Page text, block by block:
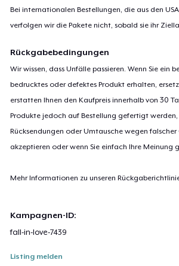
Bei internationalen Bestellungen, die aus den
verfolgen wir die Pakete nicht, sobald sie ihr
Rückgabebedingungen
Wir wissen, dass Unfälle passieren. Wenn Sie ein
bedrucktes oder defektes Produkt erhalten,
erstatten Ihnen den Kaufpreis innerhalb von 30
Produkte jedoch auf Bestellung gefertigt werden,
Rücksendungen oder Umtausche wegen falscher
akzeptieren oder wenn Sie einfach Ihre Meinung
Mehr Informationen zu unseren
Kampagnen-ID:
fall-in-love-7439
Listing melden